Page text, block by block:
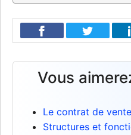
Vous
Le contrat de
Structures et